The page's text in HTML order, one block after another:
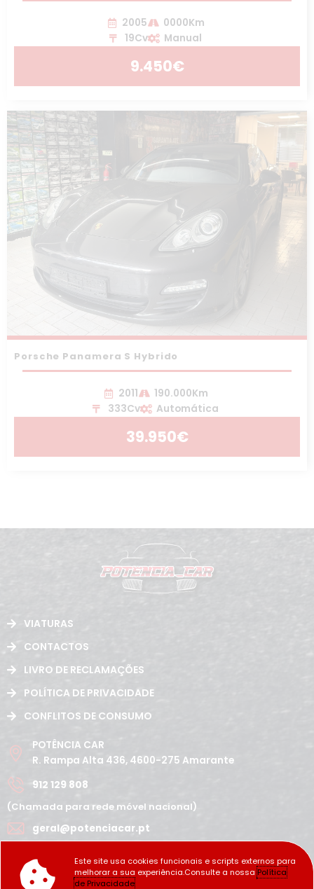
2005
0000Km
19Cv
Manual
9.450€
Porsche Panamera S Hybrido
2011
190.000Km
333Cv
Automática
39.950€
VIATURAS
CONTACTOS
LIVRO DE RECLAMAÇÕES
POLÍTICA DE PRIVACIDADE
CONFLITOS DE CONSUMO
POTÊNCIA CAR
R. Rampa Alta 436, 4600-275 Amarante
912 129 808
(Chamada para rede móvel nacional)
geral@potenciacar.pt
10:00h - 12:30h | 14h 19:30h
Domingo
Este site usa cookies funcionais e scripts externos para
melhorar a sua experiência.Consulte a nossaPolítica
de Privacidade